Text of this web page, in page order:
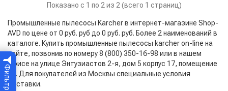
Фильтр
Показано с 1 по 2 из 2 (всего 1 страниц)
Промышленные пылесосы Karcher в интернет-магазине Shop-
AVD по цене от 0 руб. руб до 0 руб. руб. Более 2 наименований в
каталоге. Купить промышленные пылесосы karcher on-line на
сайте, позвонив по номеру 8 (800) 350-16-98 или в нашем
офисе на улице Энтузиастов 2-я, дом 5 корпус 17, помещение
12. Для покупателей из Москвы специальные условия
доставки.